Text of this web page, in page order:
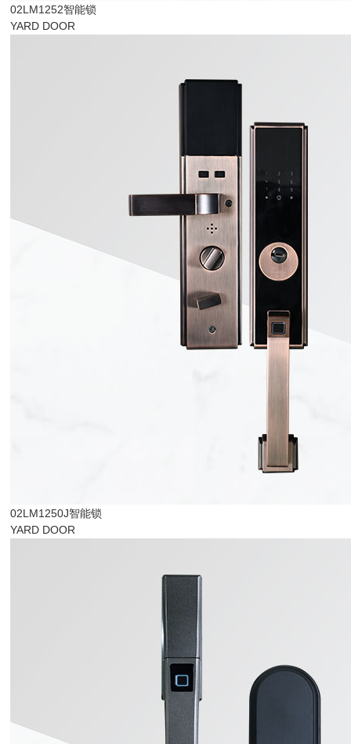
02LM1252智能锁
YARD DOOR
02LM1250J智能锁
YARD DOOR